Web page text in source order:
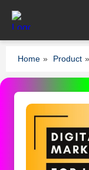
Home » Product »